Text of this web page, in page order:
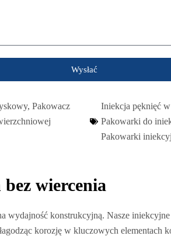
Wysłać
, Pakowacz
Iniekcja pęknięć
Pakowarki do
Pakowarki
wiercenia
wydajność konstrukcyjną. Nasze
korozję w kluczowych elementach